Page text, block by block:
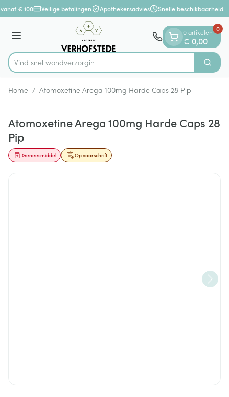
Ga naar de inhoud
1 van 1
€ 100 Veilige betalingen Apothekersadvies Snelle beschikbaarheid
Menu
Product, merk, categorie...
Vind snel won Zoek
0 artikelen
€ 0,00
0
Home / Atomoxetine Arega 100mg Harde Caps 28 Pip
Atomoxetine Arega 100mg Harde Caps 28
Pip
Op voorschrift
Geneesmiddel